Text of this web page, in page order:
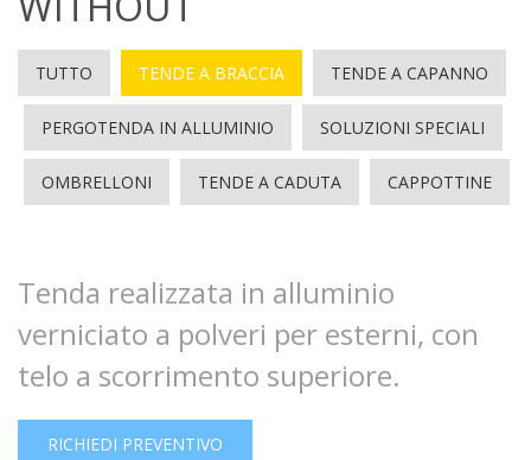
TUTTO TENDE A BRACCIA TENDE A CAPANNO
PERGOTENDA IN ALLUMINIO SOLUZIONI SPECIALI
OMBRELLONI TENDE A CADUTA CAPPOTTINE
Tenda realizzata in alluminio
verniciato a polveri per esterni, con
telo a scorrimento superiore.
RICHIEDI PREVENTIVO